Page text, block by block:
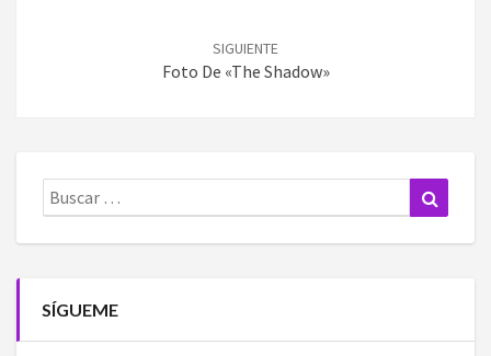
SIGUIENTE
Foto De «The Shadow»
Buscar:
SÍGUEME